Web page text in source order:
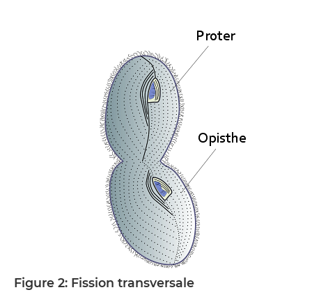
Figure 2: Fission transversale